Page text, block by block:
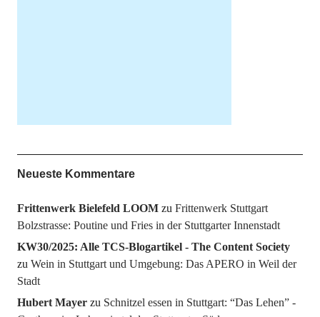
Neueste Kommentare
Frittenwerk Bielefeld LOOMzu Frittenwerk Stuttgart
Bolzstrasse: Poutine und Fries in der Stuttgarter Innenstadt
KW30/2025: Alle TCS-Blogartikel - The Content Society
zu Wein in Stuttgart und Umgebung: Das APERO in Weil der
Stadt
Hubert Mayerzu Schnitzel essen in Stuttgart: “Das Lehen” -